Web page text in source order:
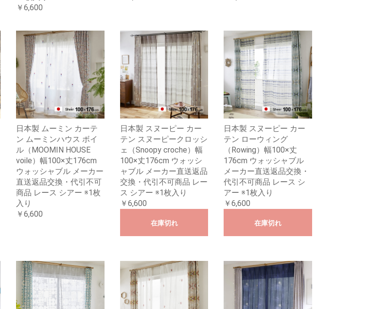
￥6,600
日本製 ムーミン カーテ
ン ムーミンハウス ボイ
ル（MOOMIN HOUSE
voile）幅100×丈176cm
ウォッシャブル メーカー
直送返品交換・代引不可
商品 レース シアー ※1枚
入り
￥6,600
日本製 スヌーピー カー
テン スヌーピークロッシ
ェ（Snoopy croche）幅
100×丈176cm ウォッシ
ャブル メーカー直送返品
交換・代引不可商品 レー
ス シアー ※1枚入り
￥6,600
在庫切れ
日本製 スヌーピー カー
テン ローウィング
（Rowing）幅100×丈
176cm ウォッシャブル
メーカー直送返品交換・
代引不可商品 レース シ
アー ※1枚入り
￥6,600
在庫切れ